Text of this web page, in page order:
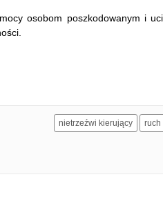
osobom poszkodowanym i
nietrzeźwi kierujący ruch